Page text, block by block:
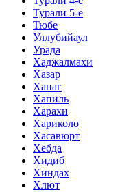
Турали 5-е
Тюбе
Уллубийаул
Урада
Хаджалмахи
Хазар
Ханаг
Хапиль
Харахи
Хариколо
Хасавюрт
Хебда
Хидиб
Хиндах
Хлют